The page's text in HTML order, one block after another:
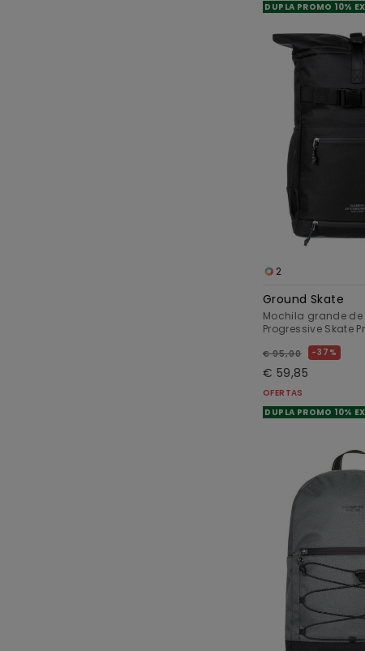
DUPLA PROMO 10%
2
Ground Skate
Mochila grande de
Progressive Skate
€ 95,00 37%
€ 59,85
OFERTAS
DUPLA PROMO 10%